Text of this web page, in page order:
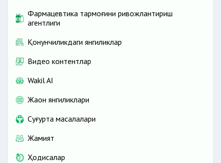
Фармацевтика тармоғини ривожлантириш
агентлиги
Қонунчиликдаги янгиликлар
Видео контентлар
Wakil AI
Жаҳон янгиликлари
Cуғурта масалалари
Жамият
Ҳодисалар